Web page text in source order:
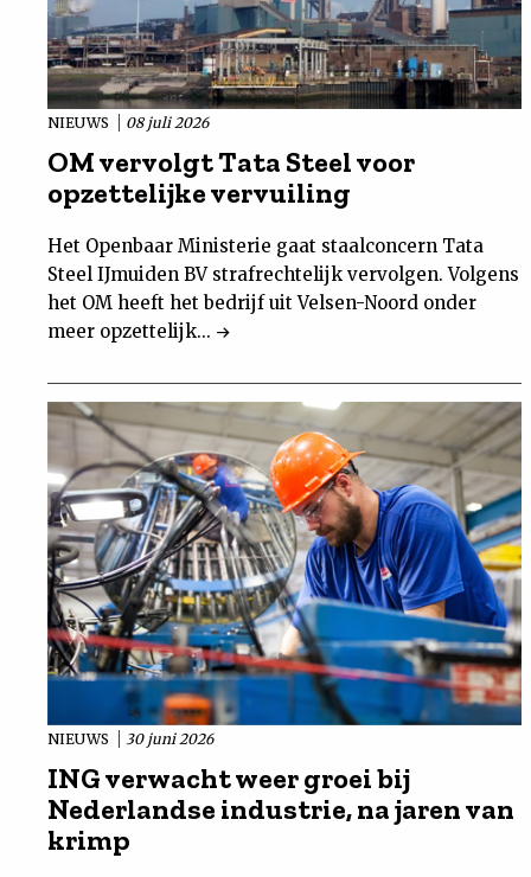
NIEUWS 08 juli 2026
OM vervolgt Tata Steel voor
opzettelijke vervuiling
Het Openbaar Ministerie gaat staalconcern Tata
Steel IJmuiden BV strafrechtelijk vervolgen. Volgens
het OM heeft het bedrijf uit Velsen-Noord onder
meer opzettelijk...
NIEUWS 30 juni 2026
ING verwacht weer groei bij
Nederlandse industrie, na jaren van
krimp